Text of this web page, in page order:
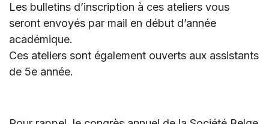
Les bulletins d’inscription à ces ateliers vous
seront envoyés par mail en début d’année
académique.
Ces ateliers sont également ouverts aux assistants
de 5e année.